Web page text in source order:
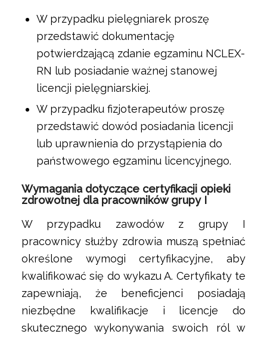
W przypadku pielęgniarek proszę
przedstawić dokumentację
potwierdzającą zdanie egzaminu NCLEX-
RN lub posiadanie ważnej stanowej
licencji pielęgniarskiej.
W przypadku fizjoterapeutów proszę
przedstawić dowód posiadania licencji
lub uprawnienia do przystąpienia do
państwowego egzaminu licencyjnego.
Wymagania dotyczące certyfikacji opieki
zdrowotnej dla pracowników grupy I
W przypadku zawodów z grupy I
pracownicy służby zdrowia muszą spełniać
określone wymogi certyfikacyjne, aby
kwalifikować się do wykazu A. Certyfikaty te
zapewniają, że beneficjenci posiadają
niezbędne kwalifikacje i licencje do
skutecznego wykonywania swoich ról w